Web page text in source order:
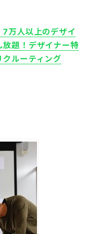
7万人以上のデザイ
題！ デザイナー特
ルーティング